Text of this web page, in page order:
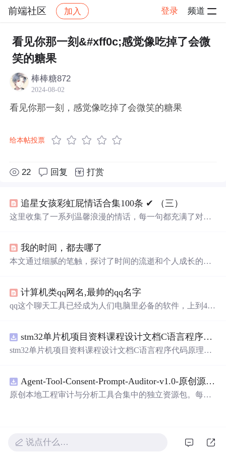
前端社区 加入 登录 频道
社区 前端社区 感慨 帖子详情
看见你那一刻&#xff0c;感觉像吃掉了会微
笑的糖果
棒棒糖872
2024-08-02
看见你那一刻，感觉像吃掉了会微笑的糖果
给本帖投票
22 回复 打赏
追星女孩彩虹屁情话合集100条 ✔︎ （三）
这里收集了一系列温馨浪漫的情话，每一句都充满了对爱
我的时间，都去哪了
本文通过细腻的笔触，探讨了时间的流逝和个人成长的关
计算机类qq网名,最帅的qq名字
qq这个聊天工具已经成为人们电脑里必备的软件，上到40~
字符作为名字。就是因为取名没有太多的限制，反而让人
不知道改什么名字好。下面安康网为大家准备了一堆帅气
名技巧大家参考的。1.避免重复。...
stm32单片机项目资料课程设计文档C语言程序代码原理图电路PCB实例五种PWM反馈控制模式研究
stm32单片机项目资料课程设计文档C语言程序代码原理图
Agent-Tool-Consent-Prompt-Auditor-v1.0-原创源码与文档.zip
原创本地工程审计与分析工具合集中的独立资源包。每个
权声明。解压后进入project目录，执行npm test验证算法，
执行npm run report生成报告，也可通过本地静态服务器打
说点什么…